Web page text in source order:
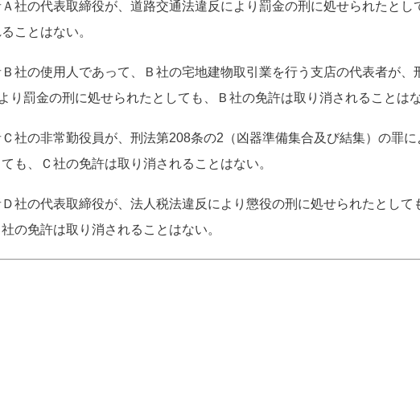
社の代表取締役が、道路交通法違反により罰金の刑に処せられたとし
ことはない。
社の使用人であって、Ｂ社の宅地建物取引業を行う支店の代表者が、
り罰金の刑に処せられたとしても、Ｂ社の免許は取り消されることはな
社の非常勤役員が、刑法第208条の2（凶器準備集合及び結集）の罪に
も、Ｃ社の免許は取り消されることはない。
社の代表取締役が、法人税法違反により懲役の刑に処せられたとして
の免許は取り消されることはない。